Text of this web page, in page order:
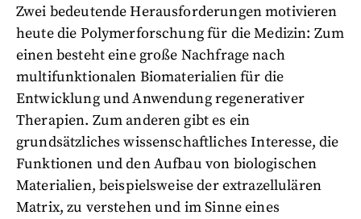
Zwei bedeutende Herausforderungen motivieren
heute die Polymerforschung für die Medizin: Zum
einen besteht eine große Nachfrage nach
multifunktionalen Biomaterialien für die
Entwicklung und Anwendung regenerativer
Therapien. Zum anderen gibt es ein
grundsätzliches wissenschaftliches Interesse, die
Funktionen und den Aufbau von biologischen
Materialien, beispielsweise der extrazellulären
Matrix, zu verstehen und im Sinne eines